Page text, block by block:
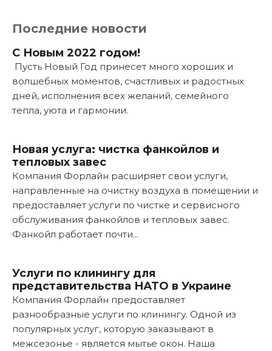
Последние новости
С Новым 2022 годом!
Пусть Новый Год принесет много хороших и
волшебных моментов, счастливых и радостных
дней, исполнения всех желаний, семейного
тепла, уюта и гармонии.
Новая услуга: чистка фанкойлов и
тепловых завес
Компания Форлайн расширяет свои услуги,
направленные на очистку воздуха в помещении и
предоставляет услуги по чистке и сервисного
обслуживания фанкойлов и тепловых завес.
Фанкойл работает почти...
Услуги по клинингу для
представительства НАТО в Украине
Компания Форлайн предоставляет
разнообразные услуги по клинингу. Одной из
популярных услуг, которую заказывают в
межсезонье - является мытье окон. Наша